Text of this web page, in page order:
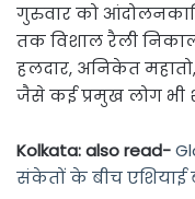
गुरुवार को
तक विशाल रैली
हलदार, अनिकेत
जैसे कई प्रमुख लोग भी
Kolkata: also read-
संकेतों के बीच एशियाई